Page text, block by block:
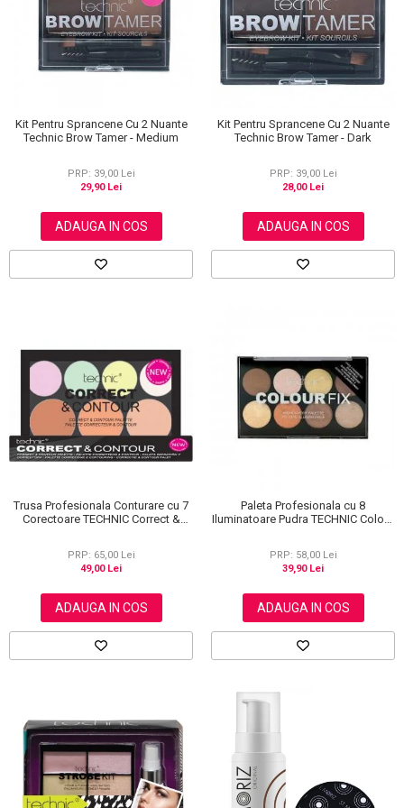
Scrub / Balsam de buze
Netestate pe Animale
Kit Pentru Sprancene Cu 2 Nuante
Technic Brow Tamer - Medium
PRP: 39,00 Lei
29,90 Lei
ADAUGA IN COS
Kit Pentru Sprancene Cu 2 Nuante
Technic Brow Tamer - Dark
PRP: 39,00 Lei
28,00 Lei
ADAUGA IN COS
Trusa Profesionala Conturare cu 7
Corectoare TECHNIC Correct &
PRP: 65,00 Lei
49,00 Lei
ADAUGA IN COS
Paleta Profesionala cu 8
Iluminatoare Pudra TECHNIC Colour
PRP: 58,00 Lei
39,90 Lei
ADAUGA IN COS